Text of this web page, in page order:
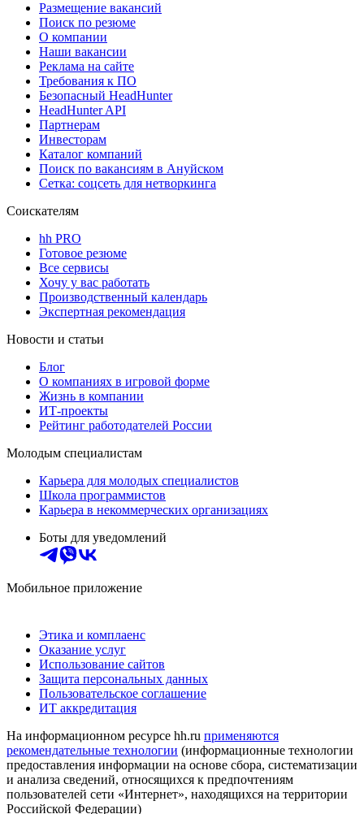
Размещение вакансий
Поиск по резюме
О компании
Наши вакансии
Реклама на сайте
Требования к ПО
Безопасный HeadHunter
HeadHunter API
Партнерам
Инвесторам
Каталог компаний
Поиск по вакансиям в Ануйском
Сетка: соцсеть для нетворкинга
Соискателям
hh PRO
Готовое резюме
Все сервисы
Хочу у вас работать
Производственный календарь
Экспертная рекомендация
Новости и статьи
Блог
О компаниях в игровой форме
Жизнь в компании
ИТ-проекты
Рейтинг работодателей России
Молодым специалистам
Карьера для молодых специалистов
Школа программистов
Карьера в некоммерческих организациях
Боты для уведомлений
Мобильное приложение
Этика и комплаенс
Оказание услуг
Использование сайтов
Защита персональных данных
Пользовательское соглашение
ИТ аккредитация
На информационном ресурсе hh.ru применяются
рекомендательные технологии (информационные технологии
предоставления информации на основе сбора, систематизации
и анализа сведений, относящихся к предпочтениям
пользователей сети «Интернет», находящихся на территории
Российской Федерации)